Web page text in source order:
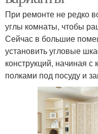
При ремонте не редко
углы комнаты, чтобы
Сейчас в большие
установить угловые
конструкций, начиная
полками под посуду и